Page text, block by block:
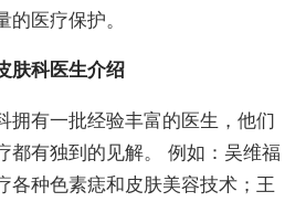
医疗保护。
肤科医生介绍
拥有一批经验丰富的医生，他们
都有独到的见解。 例如：吴维福
各种色素痣和皮肤美容技术；王